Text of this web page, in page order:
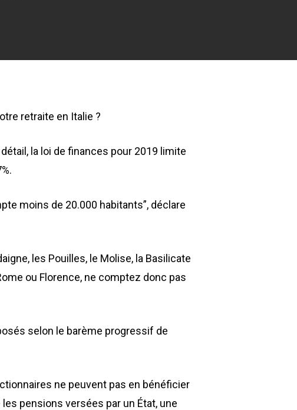
retraite en Italie ?
la loi de finances pour 2019 limite
moins de 20.000 habitants”, déclare
les Pouilles, le Molise, la Basilicate
ou Florence, ne comptez donc pas
selon le barème progressif de
ne peuvent pas en bénéficier
pensions versées par un État, une